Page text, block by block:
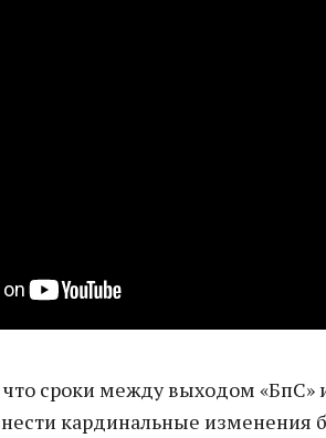
сроки между выходом «БпС»
кардинальные изменения